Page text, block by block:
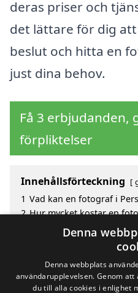
deras priser och
det lättare för dig
beslut och hitta en
just dina behov.
Få 3 erbjudanden,
förpliktelser
Innehållsförteckning
1 Vad kan en fotograf i
2 Hur mycket kostar en
Fördelar med att välja
Sök efter en skicklig
Denna
Denna webbplats
användarupplevelsen. Genom
du till alla cookies i enlighet